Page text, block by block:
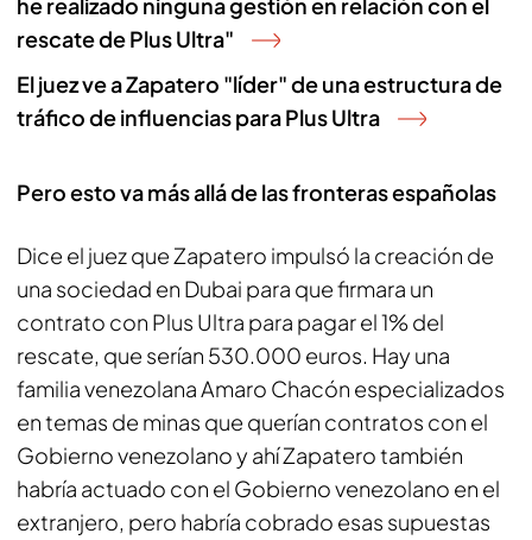
rescate de Plus Ultra"
El juez ve a Zapatero "líder" de una estructura de
tráfico de influencias para Plus Ultra
Pero esto va más allá de las fronteras españolas
Dice el juez que Zapatero impulsó la creación de
una sociedad en Dubai para que firmara un
contrato con Plus Ultra para pagar el 1% del
rescate, que serían 530.000 euros. Hay una
familia venezolana Amaro Chacón especializados
en temas de minas que querían contratos con el
Gobierno venezolano y ahí Zapatero también
habría actuado con el Gobierno venezolano en el
extranjero, pero habría cobrado esas supuestas